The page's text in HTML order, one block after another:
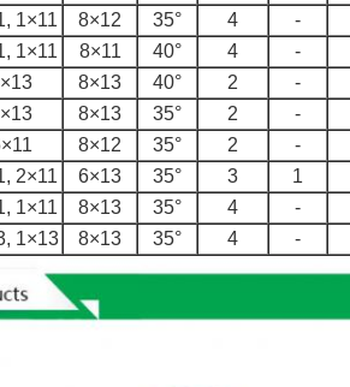
1×11 8×12 35° 4 -
1×11 8×11 40° 4 -
8×13 40° 2 -
8×13 35° 2 -
8×12 35° 2 -
2×11 6×13 35° 3 1
1×11 8×13 35° 4 -
1×13 8×13 35° 4 -